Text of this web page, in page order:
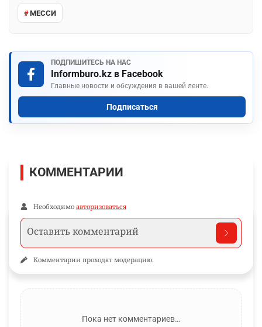
МЕССИ
ПОДПИШИТЕСЬ НА НАС
Informburo.kz в Facebook
Главные новости и обсуждения в вашей ленте.
Подписаться
КОММЕНТАРИИ
Необходимо авторизоваться
Комментарии проходят модерацию.
Пока нет комментариев…